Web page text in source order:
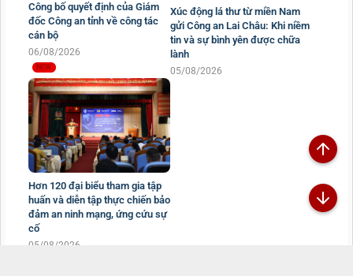
Công bố quyết định của Giám
đốc Công an tỉnh về công tác
cán bộ
06/08/2026
Xúc động lá thư từ miền Nam
gửi Công an Lai Châu: Khi niềm
tin và sự bình yên được chữa
lành
05/08/2026
Hơn 120 đại biểu tham gia tập
huấn và diễn tập thực chiến bảo
đảm an ninh mạng, ứng cứu sự
cố
05/08/2026